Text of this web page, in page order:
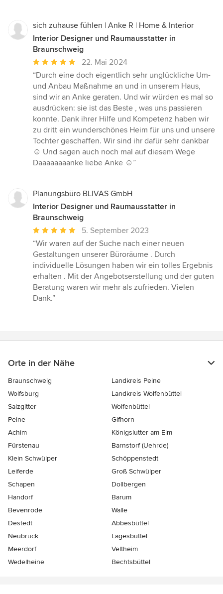
sich zuhause fühlen | Anke R | Home & Interior
Interior Designer und Raumausstatter in
Braunschweig
Durchschnittliche
Bewertung:
5
von
5
Sternen
22. Mai 2024
“Durch eine doch eigentlich sehr unglückliche Um-
und Anbau Maßnahme an und in unserem Haus,
sind wir an Anke geraten. Und wir würden es mal so
ausdrücken: sie ist das Beste , was uns passieren
konnte. Dank ihrer Hilfe und Kompetenz haben wir
zu dritt ein wunderschönes Heim für uns und unsere
Tochter geschaffen. Wir sind ihr dafür sehr dankbar
☺️ Und sagen auch noch mal auf diesem Wege
Daaaaaaaanke liebe Anke ☺️”
Planungsbüro BLIVAS GmbH
Interior Designer und Raumausstatter in
Braunschweig
Durchschnittliche
Bewertung:
5
von
5
Sternen
5. September 2023
“Wir waren auf der Suche nach einer neuen
Gestaltungen unserer Büroräume . Durch
individuelle Lösungen haben wir ein tolles Ergebnis
erhalten . Mit der Angebotserstellung und der guten
Beratung waren wir mehr als zufrieden. Vielen
Dank.”
Orte in der Nähe
Braunschweig
Landkreis Peine
Wolfsburg
Landkreis Wolfenbüttel
Salzgitter
Wolfenbüttel
Peine
Gifhorn
Achim
Königslutter am Elm
Fürstenau
Barnstorf (Uehrde)
Klein Schwülper
Schöppenstedt
Leiferde
Groß Schwülper
Schapen
Dollbergen
Handorf
Barum
Bevenrode
Walle
Destedt
Abbesbüttel
Neubrück
Lagesbüttel
Meerdorf
Veltheim
Wedelheine
Bechtsbüttel